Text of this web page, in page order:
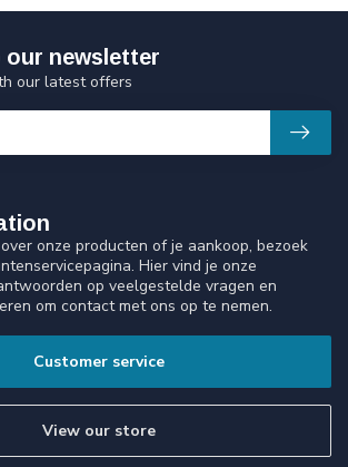
onze producten of je aankoop, bezoek
Hier vind je onze
op veelgestelde vragen en
om contact met ons op te nemen.
Customer service
View our store
our newsletter
our latest offers